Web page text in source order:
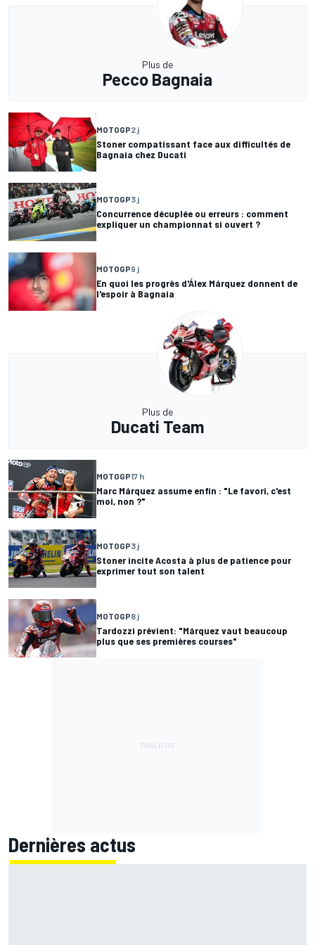
Plus de
Pecco Bagnaia
MOTOGP2 j
Stoner compatissant face aux difficultés de
Bagnaia chez Ducati
MOTOGP3 j
Concurrence décuplée ou erreurs : comment
expliquer un championnat si ouvert ?
MOTOGP9 j
En quoi les progrès d'Álex Márquez donnent de
l'espoir à Bagnaia
Plus de
Ducati Team
MOTOGP17 h
Marc Márquez assume enfin : "Le favori, c'est
moi, non ?"
MOTOGP3 j
Stoner incite Acosta à plus de patience pour
exprimer tout son talent
MOTOGP8 j
Tardozzi prévient: "Márquez vaut beaucoup
plus que ses premières courses"
Dernières actus